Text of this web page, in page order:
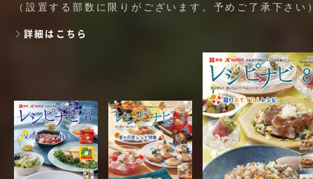
（設置する部数に限りがございます。予めご了承下さい
詳細はこちら